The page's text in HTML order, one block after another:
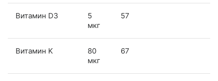
Витамин D3
5
мкг
57
Витамин K
80
мкг
67